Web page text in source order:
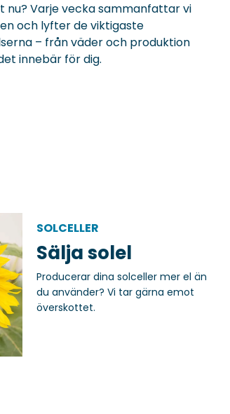
nu? Varje vecka sammanfattar vi
och lyfter de viktigaste
– från väder och produktion
innebär för dig.
SOLCELLER
Sälja solel
Producerar dina solceller mer el än
du använder? Vi tar gärna emot
överskottet.